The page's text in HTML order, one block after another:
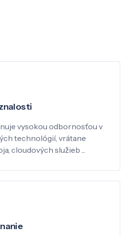
vysokou odbornosťou v
technológií, vrátane
cloudových služieb ...